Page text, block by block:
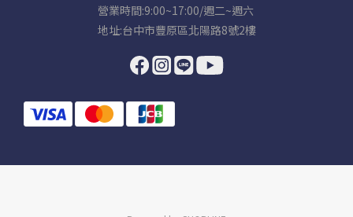
營業時間:9:00~17:00/週二~週六
地址:台中市豐原區北陽路8號2樓